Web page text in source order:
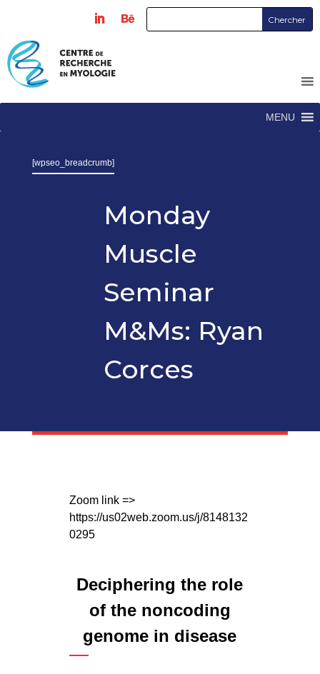
MENU
[wpseo_breadcrumb]
Monday
Muscle
Seminar
M&Ms: Ryan
Corces
Zoom link =>
https://us02web.zoom.us/j/8148132
0295
Deciphering the role
of the noncoding
genome in disease